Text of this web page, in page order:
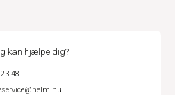
kan hjælpe dig?
48